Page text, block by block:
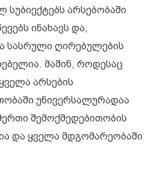
სუბიექტებს არსებობაში
ინახავს და,
სასრული ღირებულების
მაშინ, როდესაც
არსების
უნივერსალურადაა
შემოქმედებითობის
და ყველა მდგომარეობაში